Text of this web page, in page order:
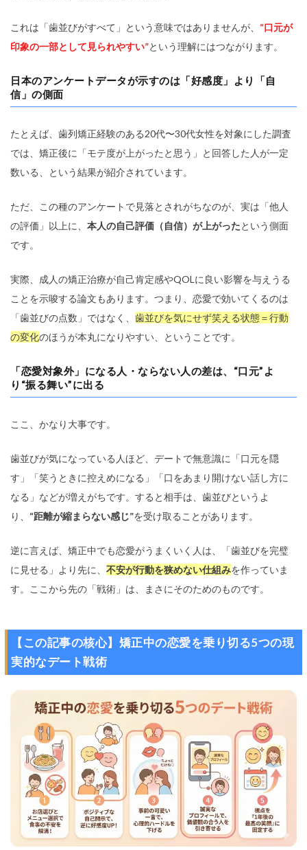
これは「歯並びがすべて」という意味ではありませんが、 “口元が
印象の一部として見られやすい”という理解にはつながります。
日本のアンケートデータが示すのは「好感度」より「自
信」の側面
たとえば、歯列矯正経験のある20代〜30代女性を対象にした調査
では、矯正後に「モテ度が上がったと思う」と回答した人が一定
数いる、という結果が紹介されています。
ただ、この種のアンケートで見落とされがちなのが、実は「他人
の評価」以上に、 本人の自己評価（自信）が上がったという側面
です。
実際、成人の矯正治療が自己肯定感やQOLに良い影響を与えうる
ことを示唆する論文もあります。つまり、恋愛で効いてくるのは
「歯並びの点数」ではなく、 歯並びを気にせず笑える状態＝行動
の変化のほうが本丸になりやすい、ということです。
「恋愛対象外」になる人・ならない人の差は、“口元”よ
り“振る舞い”に出る
ここ、かなり大事です。
歯並びが気になっている人ほど、デートで無意識に「口元を隠
す」「笑うときに控えめになる」「口をあまり開けない話し方に
なる」などが増えがちです。すると相手は、歯並びというよ
り、 “距離が縮まらない感じ”を受け取ることがあります。
逆に言えば、矯正中でも恋愛がうまくいく人は、「歯並びを完璧
に見せる」より先に、 不安が行動を狭めない仕組みを作っていま
す。ここから先の「戦術」は、まさにそのためのものです。
【この記事の核心】矯正中の恋愛を乗り切る5つの現
実的なデート戦術